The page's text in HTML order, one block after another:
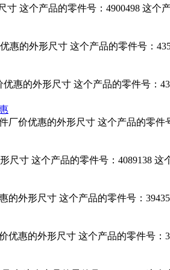
寸 这个产品的零件号：4900498 这个
惠的外形尺寸 这个产品的零件号：
惠的外形尺寸 这个产品的零件号：
厂价优惠的外形尺寸 这个产品的零件
尺寸 这个产品的零件号：4089138 这
的外形尺寸 这个产品的零件号：
优惠的外形尺寸 这个产品的零件号：